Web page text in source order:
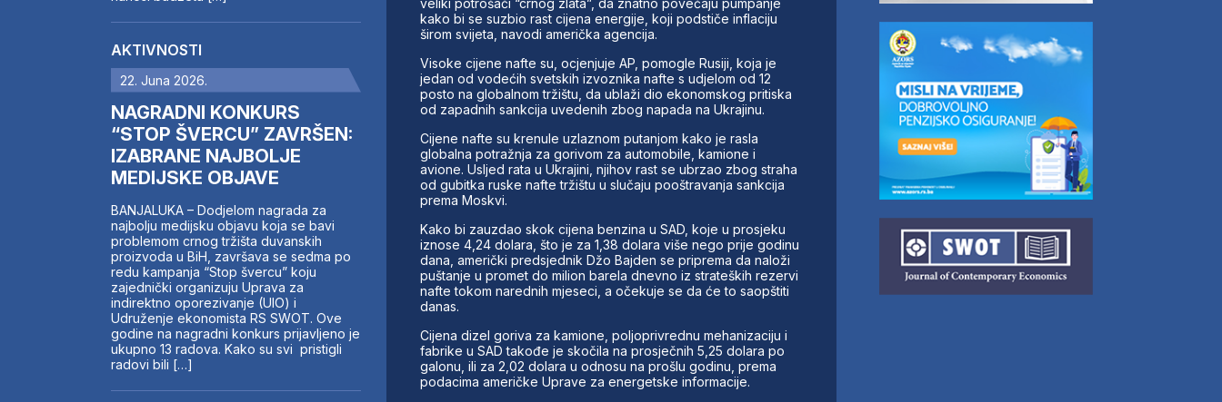
AKTIVNOSTI
22. Juna 2026.
NAGRADNI KONKURS
“STOP ŠVERCU” ZAVRŠEN:
IZABRANE NAJBOLJE
MEDIJSKE OBJAVE
BANJALUKA – Dodjelom nagrada za
najbolju medijsku objavu koja se bavi
problemom crnog tržišta duvanskih
proizvoda u BiH, završava se sedma po
redu kampanja “Stop švercu” koju
zajednički organizuju Uprava za
indirektno oporezivanje (UIO) i
Udruženje ekonomista RS SWOT. Ove
godine na nagradni konkurs prijavljeno je
ukupno 13 radova. Kako su svi pristigli
radovi bili […]
veliki potrošači “crnog zlata”, da znatno povećaju pumpanje
kako bi se suzbio rast cijena energije, koji podstiče inflaciju
širom svijeta, navodi američka agencija.
Visoke cijene nafte su, ocjenjuje AP, pomogle Rusiji, koja je
jedan od vodećih svetskih izvoznika nafte s udjelom od 12
posto na globalnom tržištu, da ublaži dio ekonomskog pritiska
od zapadnih sankcija uvedenih zbog napada na Ukrajinu.
Cijene nafte su krenule uzlaznom putanjom kako je rasla
globalna potražnja za gorivom za automobile, kamione i
avione. Usljed rata u Ukrajini, njihov rast se ubrzao zbog straha
od gubitka ruske nafte tržištu u slučaju pooštravanja sankcija
prema Moskvi.
Kako bi zauzdao skok cijena benzina u SAD, koje u prosjeku
iznose 4,24 dolara, što je za 1,38 dolara više nego prije godinu
dana, američki predsjednik Džo Bajden se priprema da naloži
puštanje u promet do milion barela dnevno iz strateških rezervi
nafte tokom narednih mjeseci, a očekuje se da će to saopštiti
danas.
Cijena dizel goriva za kamione, poljoprivrednu mehanizaciju i
fabrike u SAD takođe je skočila na prosječnih 5,25 dolara po
galonu, ili za 2,02 dolara u odnosu na prošlu godinu, prema
podacima američke Uprave za energetske informacije.